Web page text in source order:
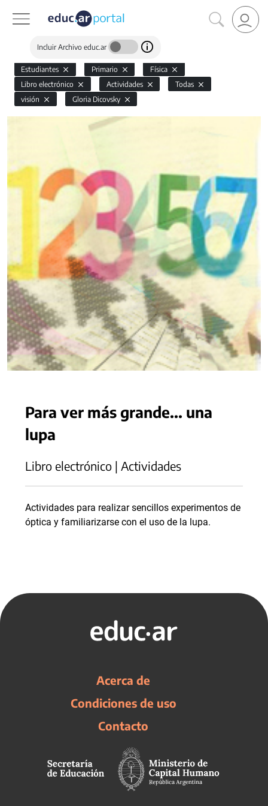
Incluir Archivo educ.ar
Estudiantes Primario
Física
Libro electrónico
Actividades
Todas
visión
Gloria Dicovsky
Para ver más grande... una
lupa
Libro electrónico | Actividades
Actividades para realizar sencillos experimentos de
óptica y familiarizarse con el uso de la lupa.
Acerca de
Condiciones de uso
Contacto